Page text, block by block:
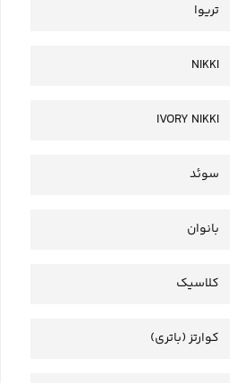
تریوا
NIKKI
IVORY NIKKI
سوئد
بانوان
کلاسیک
کوارتز (باتری)